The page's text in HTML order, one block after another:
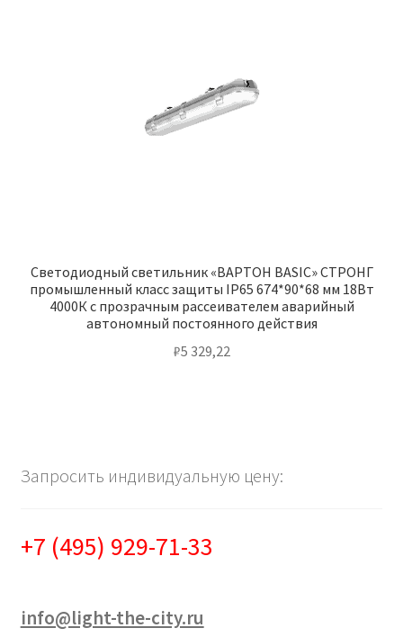
Светодиодный светильник «ВАРТОН BASIC» СТРОНГ
промышленный класс защиты IP65 674*90*68 мм 18Вт
4000К с прозрачным рассеивателем аварийный
автономный постоянного действия
₽5 329,22
Запросить индивидуальную цену:
+7 (495) 929-71-33
info@light-the-city.ru